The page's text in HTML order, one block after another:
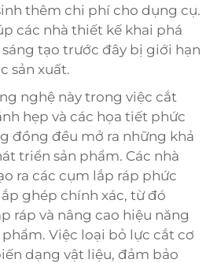
thêm chi phí cho dụng cụ.
các nhà thiết kế khai phá
tạo trước đây bị giới hạn
sản xuất.
nghệ này trong việc cắt
hẹp và các họa tiết phức
đồng đều mở ra những khả
triển sản phẩm. Các nhà
ra các cụm lắp ráp phức
ghép chính xác, từ đó
ráp và nâng cao hiệu năng
Việc loại bỏ lực cắt cơ
dạng vật liệu, đảm bảo